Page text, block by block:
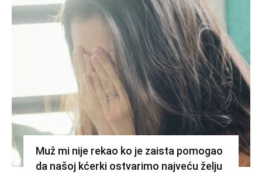
Muž mi nije rekao ko je zaista pomogao
da našoj kćerki ostvarimo najveću želju